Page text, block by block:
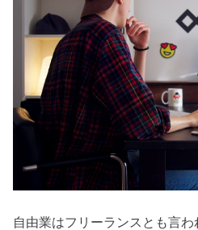
自由業はフリーランスとも言